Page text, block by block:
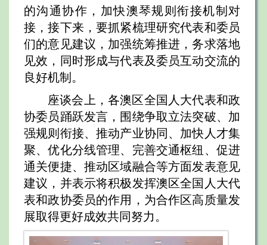
的沟通协作，加快澳琴规则衔接机制对
接，接下来，要抓紧梳理研究代表和委员
们的意见建议，加强统筹推进，务求落地
见效，同时形成与代表及委员互动交流的
良好机制。
座谈会上，各澳区全国人大代表和政
协委员踊跃发言，围绕争取立法突破、加
强规则衔接、推动产业协同、加快人才集
聚、优化分线管理、完善交通枢纽、促进
通关便捷、推动区域融合等方面发表意见
建议，并表示将积极发挥澳区全国人大代
表和政协委员的作用，为合作区高质量发
展取得更好成效共同努力。